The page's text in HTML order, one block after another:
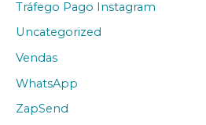
Tráfego Pago Instagram
Uncategorized
Vendas
WhatsApp
ZapSend